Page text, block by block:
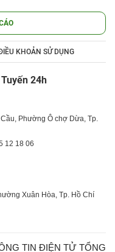
KHOẢN SỬ DỤNG
24h
Phường Ô chợ Dừa, Tp.
12 18 06
Xuân Hòa, Tp. Hồ Chí
TIN ĐIỆN TỬ TỔNG